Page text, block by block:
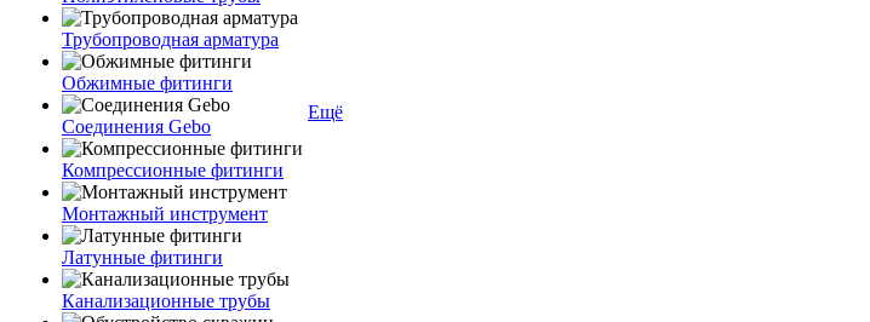
Трубопроводная арматура
Обжимные фитинги
Соединения Gebo
Компрессионные фитинги
Монтажный инструмент
Латунные фитинги
Канализационные трубы
Ещё